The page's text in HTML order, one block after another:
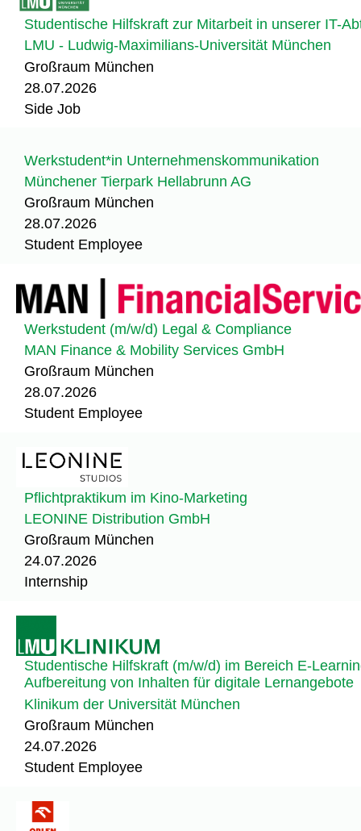
Studentische Hilfskraft zur Mitarbeit in unserer IT-
LMU - Ludwig-Maximilians-Universität München
Großraum München
28.07.2026
Side Job
Werkstudent*in Unternehmenskommunikation
Münchener Tierpark Hellabrunn AG
Großraum München
28.07.2026
Student Employee
Werkstudent (m/w/d) Legal & Compliance
MAN Finance & Mobility Services GmbH
Großraum München
28.07.2026
Student Employee
Pflichtpraktikum im Kino-Marketing
LEONINE Distribution GmbH
Großraum München
24.07.2026
Internship
Studentische Hilfskraft (m/w/d) im Bereich E-
Aufbereitung von Inhalten für digitale Lernangebote
Klinikum der Universität München
Großraum München
24.07.2026
Student Employee